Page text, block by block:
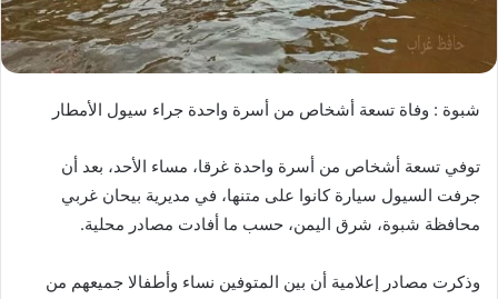
شبوة : وفاة تسعة أشخاص من أسرة واحدة جراء سيول الأمطار
توفي تسعة أشخاص من أسرة واحدة غرقا، مساء الأحد، بعد أن
جرفت السيول سيارة كانوا على متنها، في مديرية بيحان غربي
محافظة شبوة، شرق اليمن، حسب ما أفادت مصادر محلية.
وذكرت مصادر إعلامية أن بين المتوفين نساء وأطفالا جميعهم من